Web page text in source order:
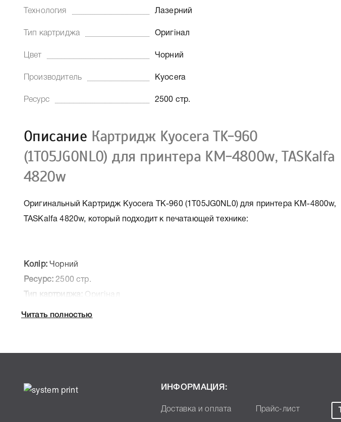
Технология Лазерний
Тип картриджа Оригінал
Цвет Чорний
Производитель Kyocera
Ресурс 2500 стр.
Описание Картридж Kyocera TK-960
(1T05JG0NL0) для принтера KM-4800w, TASKalfa
4820w
Оригинальный Картридж Kyocera TK-960 (1T05JG0NL0) для принтера KM-4800w,
TASKalfa 4820w, который подходит к печатающей технике:
Колір:Чорний
Ресурс: 2500 стр.
Тип картриджа: Оригінал
Артикул:
К Kyocera TK-960 мы подготовили подробные характеристики, список
Читать полностью
ИНФОРМАЦИЯ:
Доставка и оплата Прайс-лист